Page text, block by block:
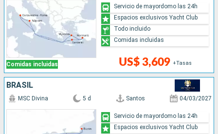
Comidas incluidas US$ 3,609 +Tasas
Servicio de mayordomo las 24h
Espacios exclusivos Yacht Club
Todo incluido
Comidas incluidas
BRASIL
MSC Divina 5 d Santos 04/03/2027
Servicio de mayordomo las 24h
Espacios exclusivos Yacht Club